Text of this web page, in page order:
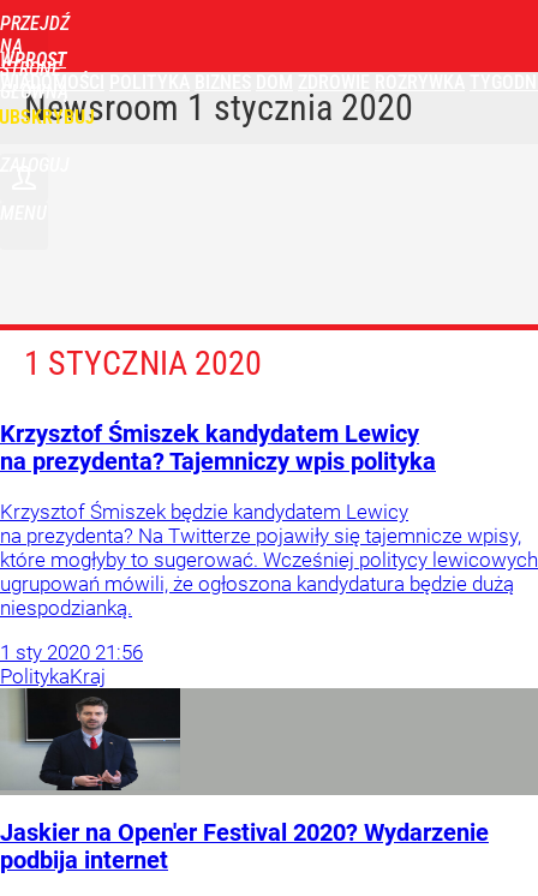
PRZEJDŹ
NA
STRONĘ
GŁÓWNĄ
WPROST
Newsroom 1 stycznia 2020
1 STYCZNIA 2020
Krzysztof Śmiszek kandydatem Lewicy
na prezydenta? Tajemniczy wpis polityka
Krzysztof Śmiszek będzie kandydatem Lewicy
na prezydenta? Na Twitterze pojawiły się tajemnicze wpisy,
które mogłyby to sugerować. Wcześniej politycy lewicowych
ugrupowań mówili, że ogłoszona kandydatura będzie dużą
niespodzianką.
1 sty 2020 21:56
PolitykaKraj
Jaskier na Open'er Festival 2020? Wydarzenie
podbija internet